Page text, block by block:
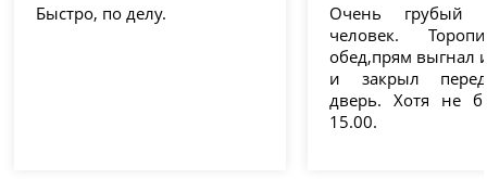
Быстро, по делу.
Очень грубый
человек.
обед,прям выгнал
и закрыл
дверь. Хотя не
15.00.